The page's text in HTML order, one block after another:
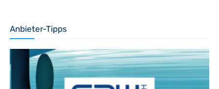
Anbieter-Tipps